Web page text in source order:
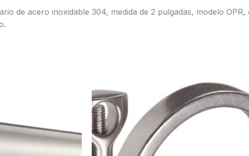
de acero inoxidable 304, medida de 2 pulgadas, modelo